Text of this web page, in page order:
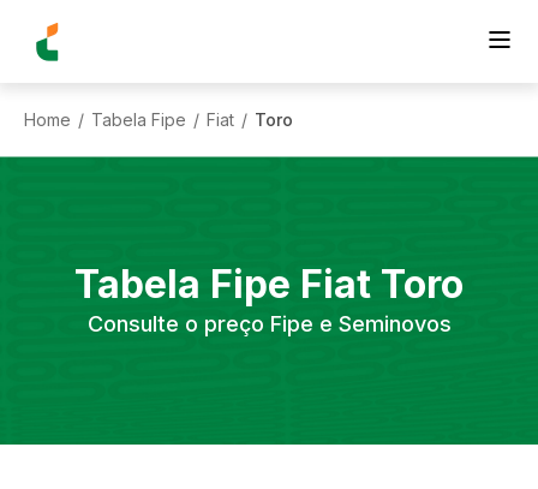
Home / Tabela Fipe / Fiat / Toro
Tabela Fipe Fiat Toro
Consulte o preço Fipe e Seminovos